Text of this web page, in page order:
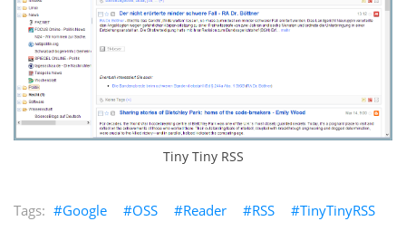
Tiny Tiny RSS
Google OSS Reader RSS TinyTinyRSS